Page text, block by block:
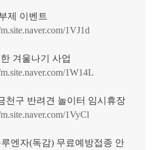
제 이벤트
1VJ1d
겨울나기 사업
1W14L
천구 반려견 놀이터 임시휴장
1VyCl
루엔자(독감) 무료예방접종 안